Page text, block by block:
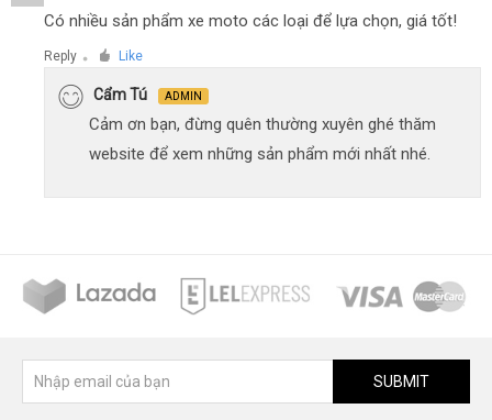
Có nhiều sản phẩm xe moto các loại để lựa chọn, giá tốt!
Reply ● Like
Cẩm Tú ADMIN
Cảm ơn bạn, đừng quên thường xuyên ghé thăm
website để xem những sản phẩm mới nhất nhé.
SUBMIT